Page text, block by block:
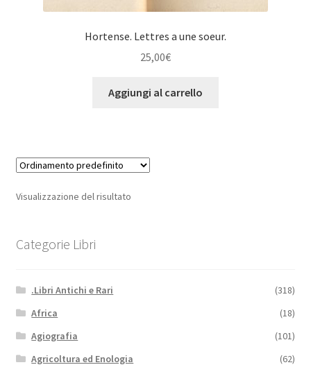
Hortense. Lettres a une soeur.
25,00€
Aggiungi al carrello
Visualizzazione del risultato
Categorie Libri
.Libri Antichi e Rari
(318)
Africa
(18)
Agiografia
(101)
Agricoltura ed Enologia
(62)